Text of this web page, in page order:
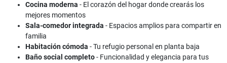
Cocina moderna - El corazón del hogar donde crearás los
mejores momentos
Sala-comedor integrada - Espacios amplios para compartir en
familia
Habitación cómoda - Tu refugio personal en planta baja
Baño social completo- Funcionalidad y elegancia para tus